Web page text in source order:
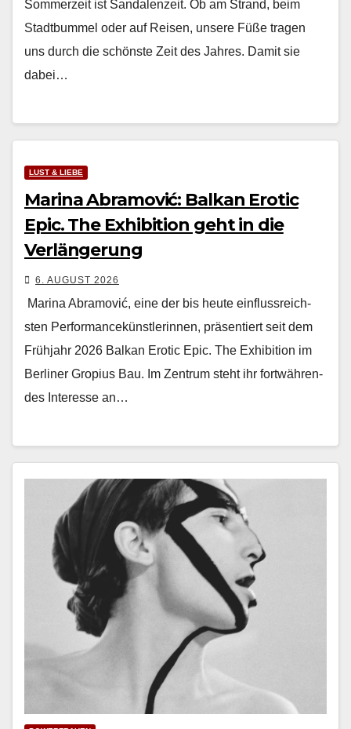
Som­merzeit ist San­dalen­zeit. Ob am Strand, beim
Stadt­bum­mel oder auf Reisen, unsere Füße tra­gen
uns durch die schön­ste Zeit des Jahres. Damit sie
dabei…
LUST & LIEBE
Marina Abramović: Balkan Erotic
Epic. The Exhibition geht in die
Verlängerung
6. AUGUST 2026
Mari­na Abramović, eine der bis heute ein­flussre­ich­
sten Per­for­mancekün­st­lerin­nen, präsen­tiert seit dem
Früh­jahr 2026 Balkan Erot­ic Epic. The Exhi­bi­tion im
Berlin­er Gropius Bau. Im Zen­trum ste­ht ihr fortwähren­
des Inter­esse an…